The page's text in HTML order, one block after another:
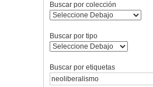
Buscar por colección
Buscar por tipo
Buscar por etiquetas